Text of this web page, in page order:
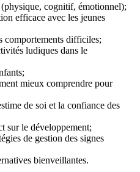
cognitif, émotionnel);
efficace avec les jeunes
comportements difficiles;
ludiques dans le
mieux comprendre pour
de soi et la confiance des
sur le développement;
de gestion des signes
bienveillantes.